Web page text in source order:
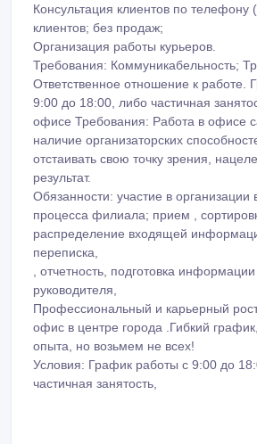
Консультация клиентов по телефону
клиентов; без продаж;
Организация работы курьеров.
Требования: Коммуникабельность;
Ответственное отношение к работе.
9:00 до 18:00, либо частичная
офисе Требования: Работа в офисе
наличие организаторских
отстаивать свою точку зрения,
результат.
Обязанности: участие в организации
процесса филиала; прием ,
распределение входящей
переписка,
, отчетность, подготовка
руководителя,
Профессиональный и карьерный
офис в центре города .Гибкий
опыта, но возьмем не всех!
Условия: График работы с 9:00 до
частичная занятость,